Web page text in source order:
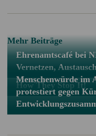
Mehr Beiträge
Ehrenamtscafé bei
Vernetzen,
How They Stop It!
Menschenwürde im
protestiert gegen